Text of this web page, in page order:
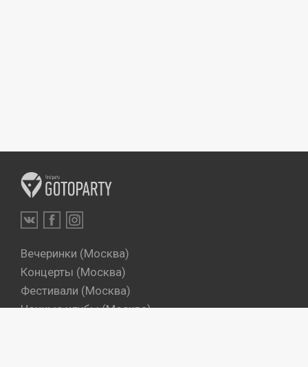
Вечеринки (Москва)
Концерты (Москва)
Фестивали (Москва)
Ночные клубы (Москва)